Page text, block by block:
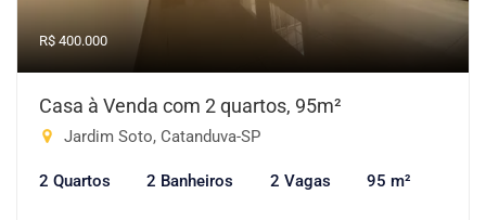
R$ 400.000
Casa à Venda com 2 quartos, 95m²
Jardim Soto, Catanduva-SP
2 Quartos 2 Banheiros 2 Vagas 95 m²